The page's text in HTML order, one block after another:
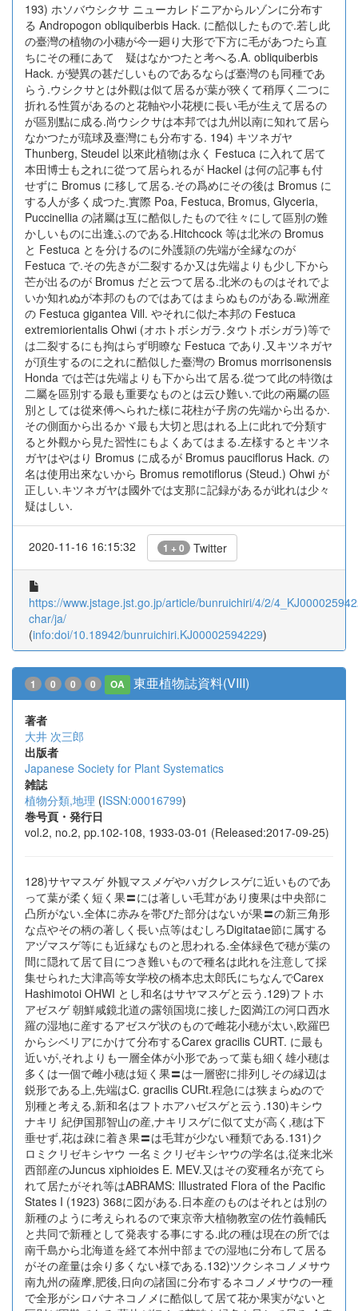
193) ホソバウシクサ ニューカレドニアからルゾンに分布す
る Andropogon obliquiberbis Hack. に酷似したもので.若し此
の臺灣の植物の小穗が今一廻り大形で下方に毛があつたら直
ちにその種にあてゝ疑はなかつたと考へる.A. obliquiberbis
Hack. が變異の甚だしいものであるならば臺灣のも同種であ
らう.ウシクサとは外觀は似て居るが葉が狹くて稍厚く二つに
折れる性質があるのと花軸や小花梗に長い毛が生えて居るの
が區別點に成る.尚ウシクサは本邦では九州以南に知れて居ら
なかつたが琉球及臺灣にも分布する. 194) キツネガヤ
Thunberg, Steudel 以來此植物は永く Festuca に入れて居て
本田博士も之れに從つて居られるが Hackel は何の記事も付
せずに Bromus に移して居る.その爲めにその後は Bromus に
する人が多く成つた.實際 Poa, Festuca, Bromus, Glyceria,
Puccinellia の諸屬は互に酷似したもので往々にして區別の難
かしいものに出逢ふのである.Hitchcock 等は北米の Bromus
と Festuca とを分けるのに外護頴の先端が全縁なのが
Festuca で.その先きが二裂するか又は先端よりも少し下から
芒が出るのが Bromus だと云つて居る.北米のものはそれでよ
いか知れぬが本邦のものではあてはまらぬものがある.歐洲産
の Festuca gigantea Vill. やそれに似た本邦の Festuca
extremiorientalis Ohwi (オホトボシガラ.タウトボシガラ)等で
は二裂するにも拘はらず明瞭な Festuca であり.又キツネガヤ
が頂生するのに之れに酷似した臺灣の Bromus morrisonensis
Honda では芒は先端よりも下から出て居る.從つて此の特徴は
二屬を區別する最も重要なものとは云ひ難い.で此の兩屬の區
別としては從來傅へられた樣に花柱が子房の先端から出るか.
その側面から出るかヾ最も大切と思はれる上に此れで分類す
ると外觀から見た習性にもよくあてはまる.左様するとキツネ
ガヤはやはり Bromus に成るが Bromus pauciflorus Hack. の
名は使用出來ないから Bromus remotiflorus (Steud.) Ohwi が
正しい.キツネガヤは國外では支那に記録があるが此れは少々
疑はしい.
2020-11-16 16:15:32 1 + 0 Twitter
https://www.jstage.jst.go.jp/article/bunruichiri/4/2/
char/ja/
(info:doi/10.18942/bunruichiri.KJ00002594229)
1 0 0 0 OA 東亜植物誌資料(VIII)
著者
大井 次三郎
出版者
Japanese Society for Plant Systematics
雑誌
植物分類,地理 (ISSN:00016799)
巻号頁・発行日
vol.2, no.2, pp.102-108, 1933-03-01 (Released:2017-09-25)
128)サヤマスゲ 外観マスメゲやハガクレスゲに近いものであ
って葉が柔く短く果〓には著しい毛茸があり痩果は中央部に
凸所がない.全体に赤みを帯びた部分はないが果〓の新三角形
な点やその柄の著しく長い点等はむしろDigitatae節に属する
アヅマスゲ等にも近縁なものと思われる.全体緑色で穂が葉の
間に隠れて居て目につき難いもので種名は此れを注意して採
集せられた大津高等女学校の橋本忠太郎氏にちなんでCarex
Hashimotoi OHWI とし和名はサヤマスゲと云う.129)フトホ
アゼスゲ 朝鮮咸鏡北道の露領国境に接した図満江の河口西水
羅の湿地に産するアゼスゲ状のもので雌花小穂が太い,欧羅巴
からシベリアにかけて分布するCarex gracilis CURT. に最も
近いが,それよりも一層全体が小形であって葉も細く雄小穂は
多くは一個で雌小穂は短く果〓は一層密に排列しその縁辺は
鋭形である上,先端はC. gracilis CURt.程急には狭まらぬので
別種と考える,新和名はフトホアハゼスゲと云う.130)キシウ
ナキリ 紀伊国那智山の産,ナキリスゲに似て丈が高く,穂は下
垂せず,花は疎に着き果〓は毛茸が少ない種類である.131)ク
ロミクリゼキシヤウ 一名ミクリゼキシヤウの学名は,従来北米
西部産のJuncus xiphioides E. MEV.又はその変種名が充てら
れて居たがそれ等はABRAMS: Illustrated Flora of the Pacific
States I (1923) 368に図がある.日本産のものはそれとは別の
新種のように考えられるので東京帝大植物教室の佐竹義輔氏
と共同で新種として発表する事にする.此の種は現在の所では
南千島から北海道を経て本州中部までの湿地に分布して居る
がその産量は余り多くない様である.132)ツクシネコノメサウ
南九州の薩摩,肥後,日向の諸国に分布するネコノメサウの一種
で全形がシロバナネコノメに酷似して居て花か果実がないと